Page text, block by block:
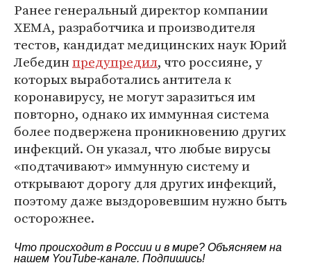
Ранее генеральный директор компании
ХЕМА, разработчика и производителя
тестов, кандидат медицинских наук Юрий
Лебединпредупредил, что россияне, у
которых выработались антитела к
коронавирусу, не могут заразиться им
повторно, однако их иммунная система
более подвержена проникновению других
инфекций. Он указал, что любые вирусы
«подтачивают» иммунную систему и
открывают дорогу для других инфекций,
поэтому даже выздоровевшим нужно быть
осторожнее.
Что происходит в России и в мире? Объясняем на
нашем YouTube-канале. Подпишись!